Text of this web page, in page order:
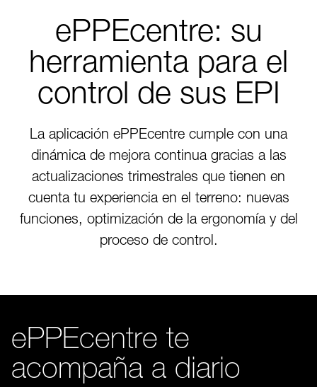
ePPEcentre: su
herramienta para el
control de sus EPI
La aplicación ePPEcentre cumple con una
dinámica de mejora continua gracias a las
actualizaciones trimestrales que tienen en
cuenta tu experiencia en el terreno: nuevas
funciones, optimización de la ergonomía y del
proceso de control.
ePPEcentre te
acompaña a diario